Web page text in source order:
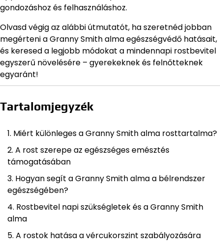
gondozáshoz és felhasználáshoz.
Olvasd végig az alábbi útmutatót, ha szeretnéd jobban
megérteni a Granny Smith alma egészségvédő hatásait,
és keresed a legjobb módokat a mindennapi rostbevitel
egyszerű növelésére – gyerekeknek és felnőtteknek
egyaránt!
Tartalomjegyzék
Miért különleges a Granny Smith alma rosttartalma?
A rost szerepe az egészséges emésztés
támogatásában
Hogyan segít a Granny Smith alma a bélrendszer
egészségében?
Rostbevitel napi szükségletek és a Granny Smith
alma
A rostok hatása a vércukorszint szabályozására